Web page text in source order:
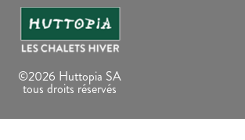
©2026 Huttopia SA
tous droits réservés